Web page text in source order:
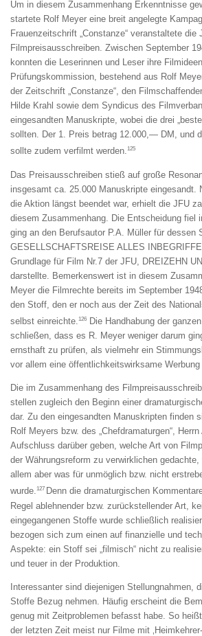
Um in diesem Zusammenhang Erkenntnisse
startete Rolf Meyer eine breit angelegte
Frauenzeitschrift „Constanze“ veranstaltete die
Filmpreisausschreiben. Zwischen September
konnten die Leserinnen und Leser ihre
Prüfungskommission, bestehend aus Rolf
der Zeitschrift „Constanze“, den
Hilde Krahl sowie dem Syndicus des
eingesandten Manuskripte, wobei die drei
sollten. Der 1. Preis betrag 12.000,— DM, und
sollte zudem verfilmt werden.125
Das Preisausschreiben stieß auf große
insgesamt ca. 25.000 Manuskripte eingesandt.
die Aktion längst beendet war, erhielt die JFU
diesem Zusammenhang. Die Entscheidung fiel
ging an den Berufsautor P.A. Müller für dessen
GESELLSCHAFTSREISE ALLES
Grundlage für Film Nr.7 der JFU, DREIZEHN
darstellte. Bemerkenswert ist in diesem
Meyer die Filmrechte bereits im September
den Stoff, den er noch aus der Zeit des
selbst einreichte.126
Die Handhabung der
schließen, dass es R. Meyer weniger darum
ernsthaft zu prüfen, als vielmehr ein
vor allem eine öffentlichkeitswirksame
Die im Zusammenhang des
stellen zugleich den Beginn einer
dar. Zu den eingesandten Manuskripten finden
Rolf Meyers bzw. des „Chefdramaturgen“,
Aufschluss darüber geben, welche Art von
der Währungsreform zu verwirklichen
allem aber was für unmöglich bzw. nicht
wurde.127 Denn die dramaturgischen
Regel ablehnender bzw. zurückstellender Art,
eingegangenen Stoffe wurde schließlich
bezogen sich zum einen auf finanzielle und
Aspekte: ein Stoff sei „filmisch“ nicht zu
und teuer in der Produktion.
Interessanter sind diejenigen Stellungnahmen,
Stoffe Bezug nehmen. Häufig erscheint die
genug mit Zeitproblemen befasst habe. So
der letzten Zeit meist nur Filme mit